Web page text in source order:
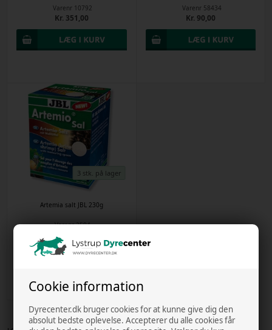
Cookie information
Dyrecenter.dk bruger cookies for at kunne give dig den
absolut bedste oplevelse. Accepterer du alle cookies får
Varenr 10792
Kr. 351,00
Varenr 58434
Kr. 90,00
3 stk. på lager
Artemia salt JBL 230g
Varenr2594
Kr. 59,00